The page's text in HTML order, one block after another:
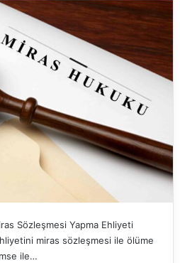
Sözleşmesi Yapma Ehliyeti
miras sözleşmesi ile ölüme
ile…